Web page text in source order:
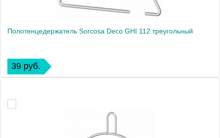
Полотенцедержатель Sorcosa Deco GHI 112 треугольный
39 руб.